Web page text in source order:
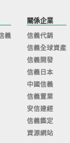
義
關係企業
信義代銷
信義全球資產
信義開發
信義日本
中國信義
信義置業
安信建經
信義鑑定
資源網站